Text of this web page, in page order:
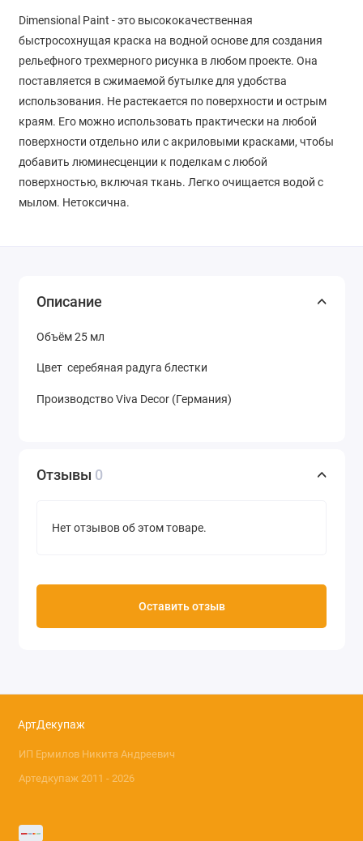
Dimensional Paint - это высококачественная
быстросохнущая краска на водной основе для создания
рельефного трехмерного рисунка в любом проекте. Она
поставляется в сжимаемой бутылке для удобства
использования. Не растекается по поверхности и острым
краям. Его можно использовать практически на любой
поверхности отдельно или с акриловыми красками, чтобы
добавить люминесценции к поделкам с любой
поверхностью, включая ткань. Легко очищается водой с
мылом. Нетоксична.
Описание
Объём 25 мл
Цвет серебяная радуга блестки
Производство Viva Decor (Германия)
Отзывы 0
Нет отзывов об этом товаре.
Оставить отзыв
АртДекупаж
ИП Ермилов Никита Андреевич
Артедкупаж 2011 - 2026